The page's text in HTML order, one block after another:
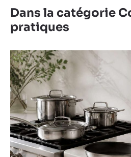
Dans la catégorie
pratiques